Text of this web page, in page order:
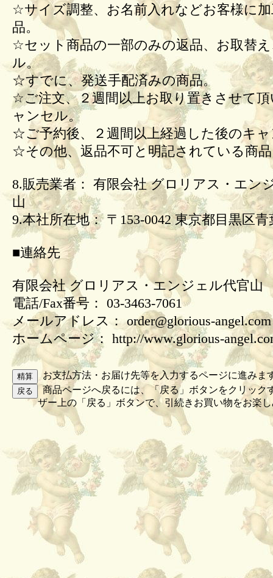
☆サイズ調整、お名前入れなどお客様に
品。
☆セット商品の一部のみの返品、お取替
ル。
☆すでに、発送手配済みの商品。
☆ご注文、２週間以上お取り置きさせて
ャンセル。
☆ご予約後、２週間以上経過した後のキ
☆その他、返品不可と明記されている商
8.販売業者： 有限会社 グロリアス・エン
山
9.本社所在地： 〒153-0042 東京都目黒区青
■連絡先
有限会社 グロリアス・エンジェル代官山
電話/Fax番号： 03-3463-7061
メールアドレス： order@glorious-angel.com
ホームページ： http://www.glorious-
お支払方法・お届け先等を入力するページに進みま
商品ページへ戻るには、「戻る」ボタンをクリック
ザー上の「戻る」ボタンで、引続きお買い物をお楽